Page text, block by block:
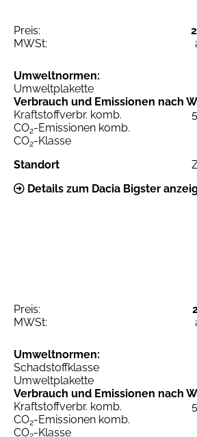
Preis:
MWSt:
Umweltnormen:
Umweltplakette
Verbrauch und Emissionen nach
Kraftstoffverbr. komb.
CO2-Emissionen komb.
CO2-Klasse
Standort
Details zum Dacia Bigster
Preis:
MWSt:
Umweltnormen:
Schadstoffklasse
Umweltplakette
Verbrauch und Emissionen nach
Kraftstoffverbr. komb.
CO2-Emissionen komb.
CO -Klasse